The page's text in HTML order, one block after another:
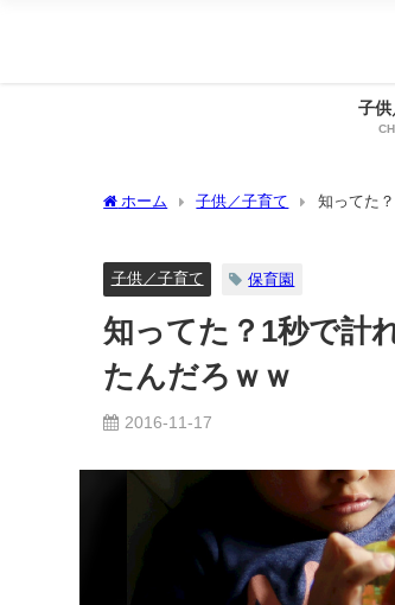
子供
ホーム 子供／子育て 知ってた
子供／子育て 保育園
知ってた？1秒で計
たんだろｗｗ
2016-11-17